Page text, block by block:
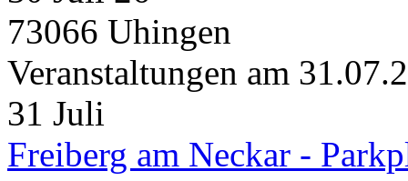
73066 Uhingen
Veranstaltungen am
31 Juli
Freiberg am Neckar -